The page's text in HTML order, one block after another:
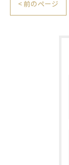
< 前のページ